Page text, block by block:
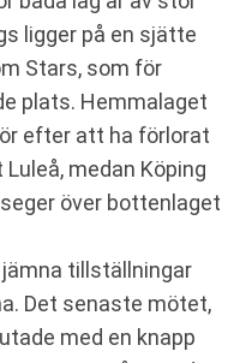
ligger på en sjätte
Stars, som för
plats. Hemmalaget
efter att ha förlorat
medan Köping
över bottenlaget
tillställningar
Det senaste mötet,
med en knapp